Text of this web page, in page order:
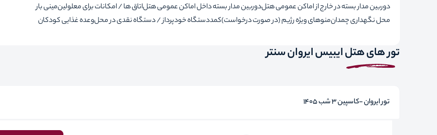
دوربین مدار بسته در خارج از اماکن عمومی هتلدوربین مدار بسته داخل اماکن عمومی هتلاتاق ها / امکانات برای معلولینمینی بار
محل نگهداری چمدانمنوهای ویژه رژیم (در صورت درخواست)کمددستگاه خودپرداز / دستگاه نقدی در محلوعده غذایی کودکان
تور های هتل ایبیس ایروان سنتر
تور ایروان -کاسپین 3 شب 1405